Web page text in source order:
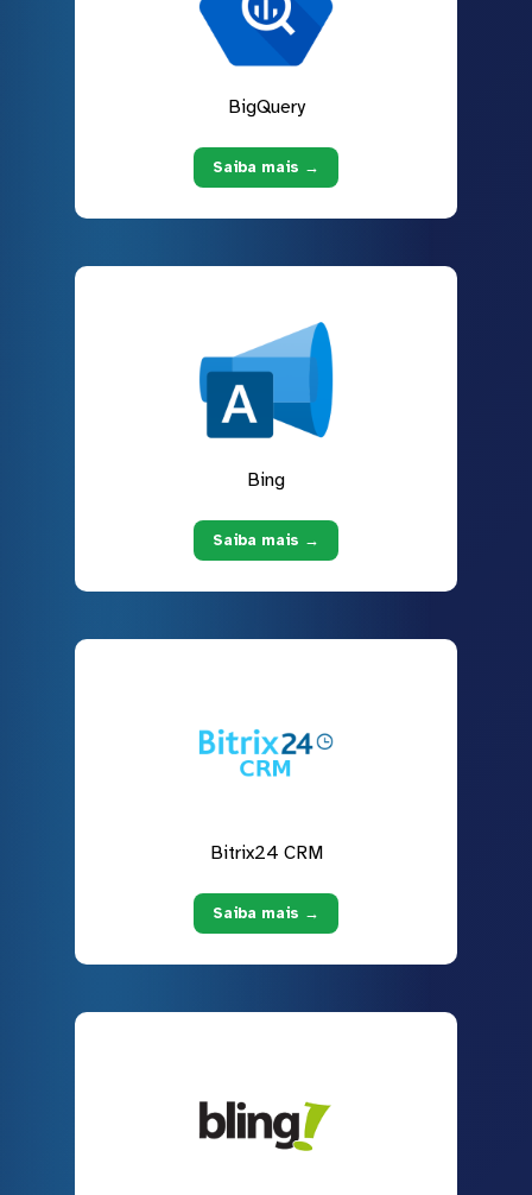
BigQuery
Saiba mais →
Bing
Saiba mais →
Bitrix24 CRM
Saiba mais →